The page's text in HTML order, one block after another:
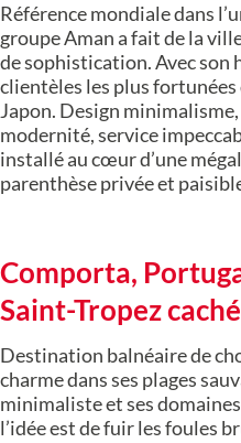
Référence mondiale dans
groupe Aman a fait de la
de sophistication. Avec son
clientèles les plus
Japon. Design
modernité, service
installé au cœur d’une
parenthèse privée et
Comporta,
Saint-Tropez caché
Destination balnéaire de
charme dans ses plages
minimaliste et ses
l’idée est de fuir les foules